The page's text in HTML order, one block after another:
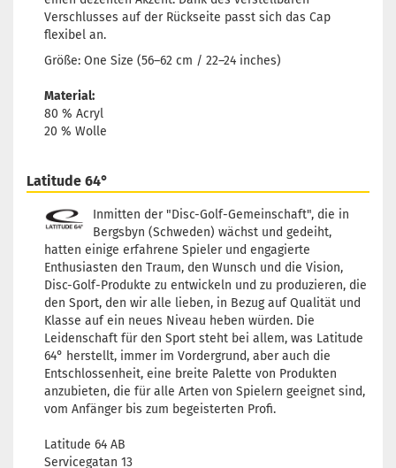
Verschlusses auf der Rückseite passt sich das Cap
flexibel an.
Größe: One Size (56–62 cm / 22–24 inches)
Material:
80 % Acryl
20 % Wolle
Latitude 64°
Inmitten der "Disc-Golf-Gemeinschaft", die in
Bergsbyn (Schweden) wächst und gedeiht,
hatten einige erfahrene Spieler und engagierte
Enthusiasten den Traum, den Wunsch und die Vision,
Disc-Golf-Produkte zu entwickeln und zu produzieren, die
den Sport, den wir alle lieben, in Bezug auf Qualität und
Klasse auf ein neues Niveau heben würden. Die
Leidenschaft für den Sport steht bei allem, was Latitude
64° herstellt, immer im Vordergrund, aber auch die
Entschlossenheit, eine breite Palette von Produkten
anzubieten, die für alle Arten von Spielern geeignet sind,
vom Anfänger bis zum begeisterten Profi.
Latitude 64 AB
Servicegatan 13